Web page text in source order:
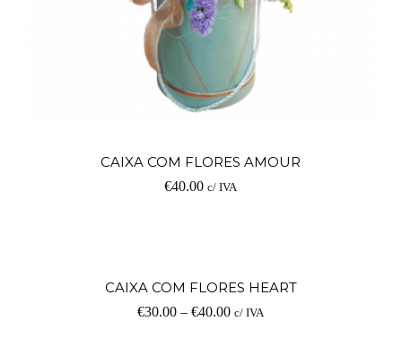
O SEU CARRINHO ESTÁ
VAZIO!
VOLTAR À LOJA
CAIXA COM FLORES AMOUR
€40.00 c/ IVA
CAIXA COM FLORES HEART
€30.00 –€40.00 c/ IVA